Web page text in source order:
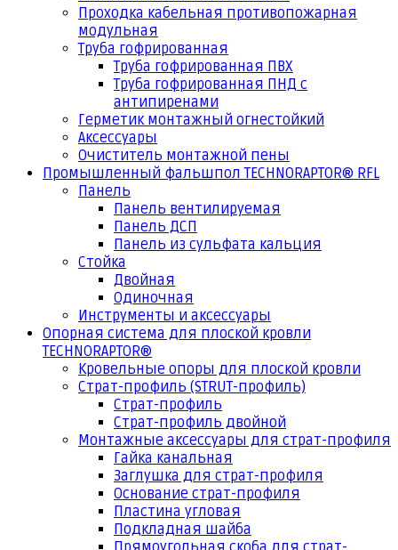
Проходка кабельная противопожарная
модульная
Труба гофрированная
Труба гофрированная ПВХ
Труба гофрированная ПНД с
антипиренами
Герметик монтажный огнестойкий
Аксессуары
Очиститель монтажной пены
Промышленный фальшпол TECHNORAPTOR® RFL
Панель
Панель вентилируемая
Панель ДСП
Панель из сульфата кальция
Стойка
Двойная
Одиночная
Инструменты и аксессуары
Опорная система для плоской кровли
TECHNORAPTOR®
Кровельные опоры для плоской кровли
Страт-профиль (STRUT-профиль)
Страт-профиль
Страт-профиль двойной
Монтажные аксессуары для страт-профиля
Гайка канальная
Заглушка для страт-профиля
Основание страт-профиля
Пластина угловая
Подкладная шайба